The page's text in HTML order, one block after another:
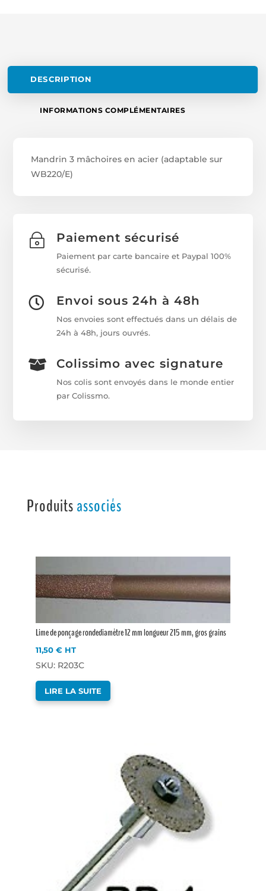
DESCRIPTION
INFORMATIONS COMPLÉMENTAIRES
Mandrin 3 mâchoires en acier (adaptable sur
WB220/E)
~ Paiement sécurisé
Paiement par carte bancaire et Paypal 100%
sécurisé.
 Envoi sous 24h à 48h
Nos envoies sont effectués dans un délais de
24h à 48h, jours ouvrés.
 Colissimo avec signature
Nos colis sont envoyés dans le monde entier
par Colissmo.
Produitsassociés
Lime de ponçage rondediamètre 12 mm longueur 215 mm, gros grains
11,50 € HT
SKU: R203C
LIRE LA SUITE